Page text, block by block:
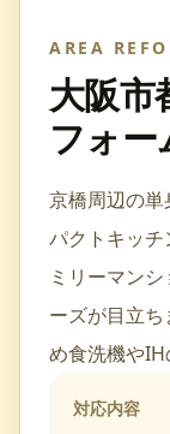
AREA
大阪市
フォー
京橋周辺の
パクトキッ
ミリーマン
ーズが目立
め食洗機やIH
対応内容